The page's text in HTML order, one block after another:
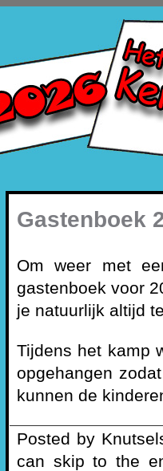
Gastenboek
Om weer met
gastenboek voor
je natuurlijk altijd
Tijdens het kamp
opgehangen
kunnen de
Posted by
can skip to the